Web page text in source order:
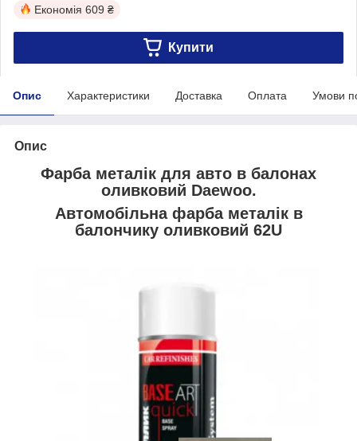
Економія 609 ₴
Купити
Опис Характеристики Доставка Оплата Умови
Опис
Фарба металік для авто в балонах
оливковий Daewoo.
Автомобільна фарба металік в
балончику оливковий 62U